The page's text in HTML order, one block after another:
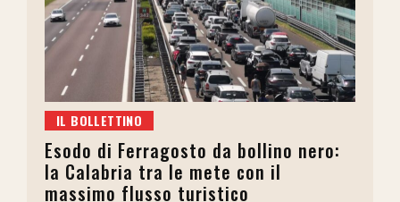
IL BOLLETTINO
Esodo di Ferragosto da bollino nero:
la Calabria tra le mete con il
massimo flusso turistico